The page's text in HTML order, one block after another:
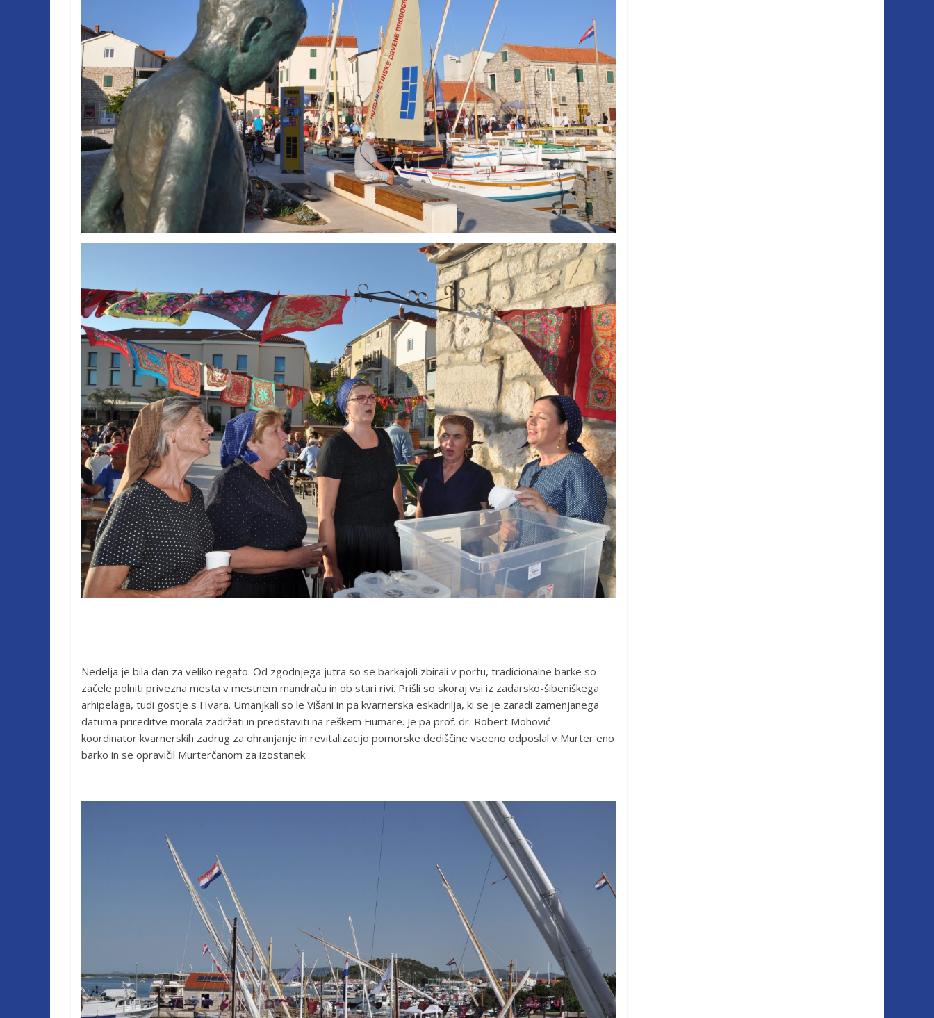
Nedelja je bila dan za veliko regato. Od zgodnjega jutra so se barkajoli zbirali v portu, tradicionalne barke so
začele polniti privezna mesta v mestnem mandraču in ob stari rivi. Prišli so skoraj vsi iz zadarsko-šibeniškega
arhipelaga, tudi gostje s Hvara. Umanjkali so le Višani in pa kvarnerska eskadrilja, ki se je zaradi zamenjanega
datuma prireditve morala zadržati in predstaviti na reškem Fiumare. Je pa prof. dr. Robert Mohović –
koordinator kvarnerskih zadrug za ohranjanje in revitalizacijo pomorske dediščine vseeno odposlal v Murter eno
barko in se opravičil Murterčanom za izostanek.